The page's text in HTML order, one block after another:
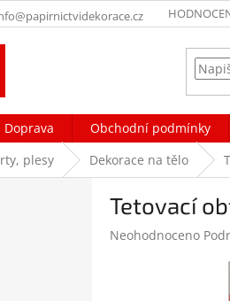
Doprava Obchodní podmínky
plesy Dekorace na tělo
Tetovací
Průměrné
Neohodnoceno